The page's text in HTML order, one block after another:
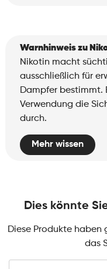
Warnhinweis zu
Nikotin macht
ausschließlich für
Dampfer bestimmt.
Verwendung die
durch.
Mehr wissen
Dies könnte
Diese Produkte haben
das